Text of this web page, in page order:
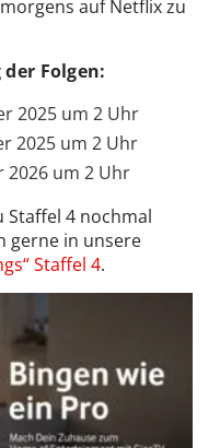
auf Netflix zu
Folgen:
2025 um 2 Uhr
2025 um 2 Uhr
2026 um 2 Uhr
Staffel 4 nochmal
gerne in unsere
Staffel 4.